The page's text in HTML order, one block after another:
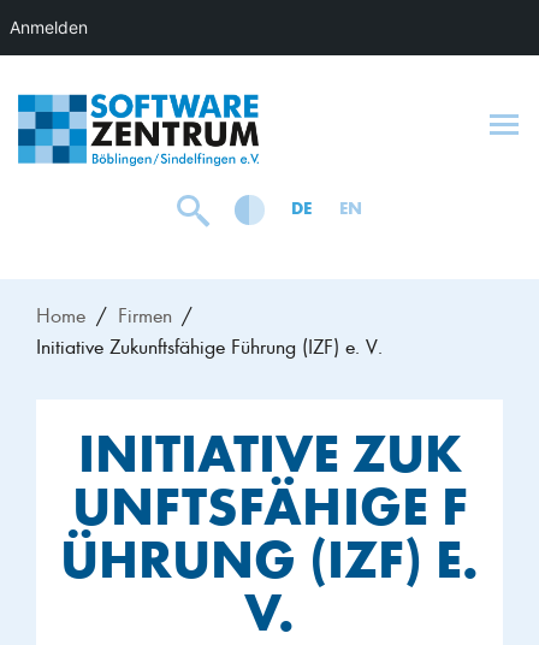
DE EN
Home
Firmen
Initiative Zukunftsfähige Führung (IZF) e. V.
INITIATIVE ZUK
UNFTSFÄHIGE F
ÜHRUNG (IZF) E.
V.
Anmelden